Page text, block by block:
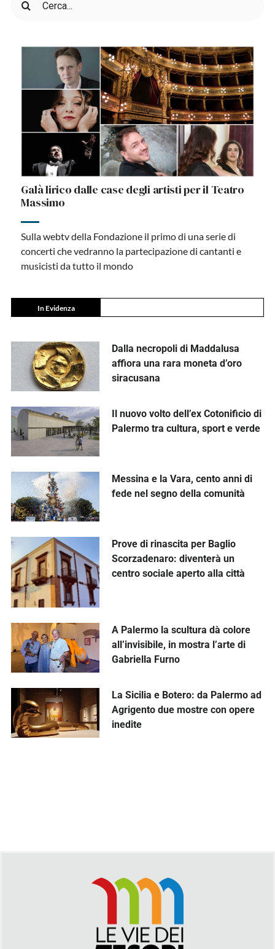
per:
Galà lirico dalle case degli artisti per il Teatro
Massimo
Sulla webtv della Fondazione il primo di una serie di
concerti che vedranno la partecipazione di cantanti e
musicisti da tutto il mondo
In Evidenza
Dalla necropoli di Maddalusa
affiora una rara moneta d’oro
siracusana
Il nuovo volto dell’ex Cotonificio di
Palermo tra cultura, sport e verde
Messina e la Vara, cento anni di
fede nel segno della comunità
Prove di rinascita per Baglio
Scorzadenaro: diventerà un
centro sociale aperto alla città
A Palermo la scultura dà colore
all’invisibile, in mostra l’arte di
Gabriella Furno
La Sicilia e Botero: da Palermo ad
Agrigento due mostre con opere
inedite